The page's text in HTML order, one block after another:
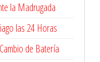
la Madrugada
las 24 Horas
de Batería